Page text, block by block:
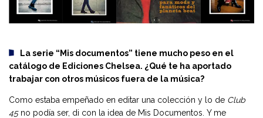
La serie “Mis documentos” tiene mucho peso en el
catálogo de Ediciones Chelsea. ¿Qué te ha aportado
trabajar con otros músicos fuera de la música?
Como estaba empeñado en editar una colección y lo de Club
45no podía ser, di con la idea de Mis Documentos. Y me